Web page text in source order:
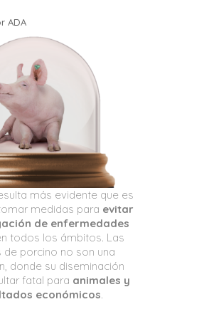
ADA
más evidente que es
medidas para evitar
de enfermedades
todos los ámbitos. Las
de porcino no son una
donde su diseminación
fatal para animales y
económicos.